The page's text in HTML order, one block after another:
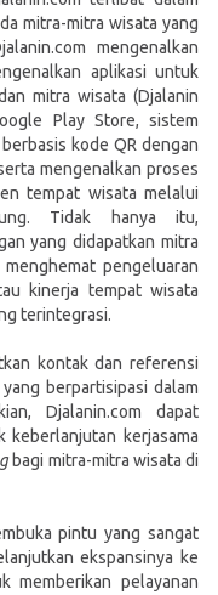
mitra-mitra wisata yang
mengenalkan
aplikasi untuk
mitra wisata (Djalanin
Play Store, sistem
kode QR dengan
mengenalkan proses
tempat wisata melalui
Tidak hanya itu,
yang didapatkan mitra
pengeluaran
kinerja tempat wisata
terintegrasi.
kontak dan referensi
berpartisipasi dalam
Djalanin.com dapat
kerjasama
bagi mitra-mitra wisata di
pintu yang sangat
ekspansinya ke
memberikan pelayanan